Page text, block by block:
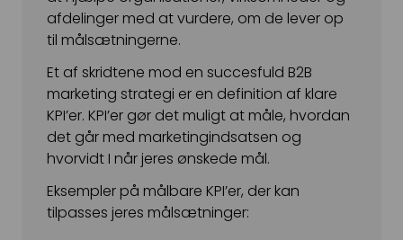
afdelinger med at vurdere, om de lever op
til målsætningerne.
Et af skridtene mod en succesfuld B2B
marketing strategi er en definition af klare
KPI’er. KPI’er gør det muligt at måle, hvordan
det går med marketingindsatsen og
hvorvidt I når jeres ønskede mål.
Eksempler på målbare KPI’er, der kan
tilpasses jeres målsætninger: